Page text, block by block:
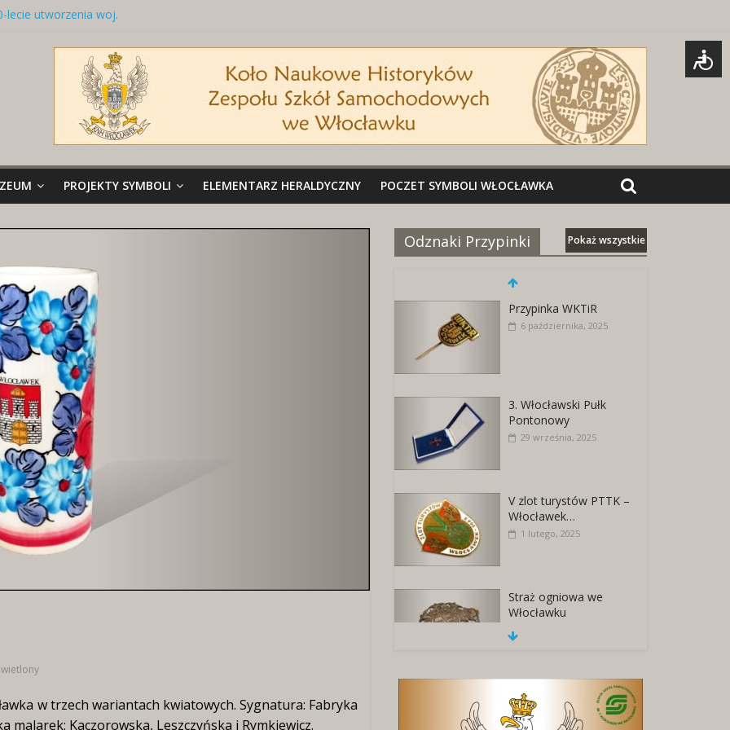
lecie utworzenia woj.
z nazwą ulicy
z herbami miast
z godłem Polski i herbem
talerz z herbami miast
PROJEKTY SYMBOLI ELEMENTARZ HERALDYCZNY POCZET SYMBOLI WŁOCŁAWKA
w trzech wariantach kwiatowych. Sygnatura: Fabryka
malarek: Kaczorowska, Leszczyńska i Rymkiewicz.
Odznaki Przypinki Pokaż wszystkie
Przypinka WKTiR
6 października, 2025
3. Włocławski Pułk
Pontonowy
29 września, 2025
V zlot turystów PTTK –
Włocławek…
1 lutego, 2025
Straż ogniowa we
Włocławku